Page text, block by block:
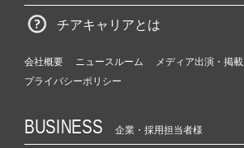
チアキャリアとは
会社概要 ニュースルーム
メディア出演・掲載
プライバシーポリシー
BUSINESS 企業・採用担当者様